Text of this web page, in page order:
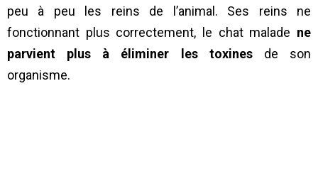
peu à peu les reins de l’animal. Ses reins ne
fonctionnant plus correctement, le chat malade ne
parvient plus à éliminer les toxinesde son
organisme.